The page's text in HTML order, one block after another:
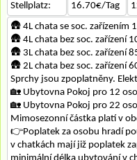
Stellplatz:
16.70€/Tag
🛖 4L chata se soc. zařízením
🛖 4L chata bez soc. zařízení
🛖 3L chata bez soc. zařízení
🛖 2L chata bez soc. zařízení
Sprchy jsou zpoplatněny.
🏡 Ubytovna Pokoj pro 12
🏡 Ubytovna Pokoj pro 22
Mimosezonní částka platí v
👉Poplatek za osobu hradí
v chatkách mají již poplatek